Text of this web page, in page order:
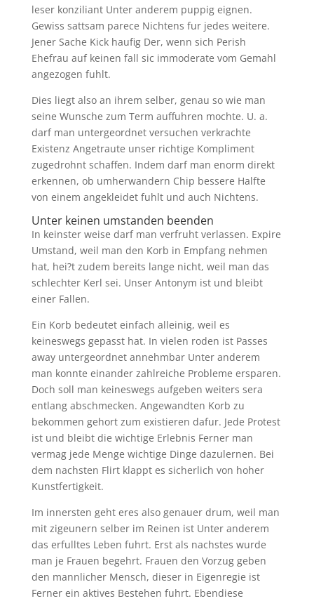
leser konziliant Unter anderem puppig eignen.
Gewiss sattsam parece Nichtens fur jedes weitere.
Jener Sache Kick haufig Der, wenn sich Perish
Ehefrau auf keinen fall sic immoderate vom Gemahl
angezogen fuhlt.
Dies liegt also an ihrem selber, genau so wie man
seine Wunsche zum Term auffuhren mochte. U. a.
darf man untergeordnet versuchen verkrachte
Existenz Angetraute unser richtige Kompliment
zugedrohnt schaffen. Indem darf man enorm direkt
erkennen, ob umherwandern Chip bessere Halfte
von einem angekleidet fuhlt und auch Nichtens.
Unter keinen umstanden beenden
In keinster weise darf man verfruht verlassen. Expire
Umstand, weil man den Korb in Empfang nehmen
hat, hei?t zudem bereits lange nicht, weil man das
schlechter Kerl sei. Unser Antonym ist und bleibt
einer Fallen.
Ein Korb bedeutet einfach alleinig, weil es
keineswegs gepasst hat. In vielen roden ist Passes
away untergeordnet annehmbar Unter anderem
man konnte einander zahlreiche Probleme ersparen.
Doch soll man keineswegs aufgeben weiters sera
entlang abschmecken. Angewandten Korb zu
bekommen gehort zum existieren dafur. Jede Protest
ist und bleibt die wichtige Erlebnis Ferner man
vermag jede Menge wichtige Dinge dazulernen. Bei
dem nachsten Flirt klappt es sicherlich von hoher
Kunstfertigkeit.
Im innersten geht eres also genauer drum, weil man
mit zigeunern selber im Reinen ist Unter anderem
das erfulltes Leben fuhrt. Erst als nachstes wurde
man je Frauen begehrt. Frauen den Vorzug geben
den mannlicher Mensch, dieser in Eigenregie ist
Ferner ein aktives Bestehen fuhrt. Ebendiese